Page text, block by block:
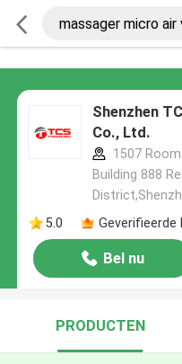
Shenzhen
Co., Ltd.
1507
Building 888
5.0
Geverifieerde
Bel nu
PRODUCTEN